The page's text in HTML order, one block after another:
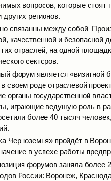
вопросов, которые стоят
регионов.
связанны между собой.
качественной и безопасной
отраслей, на одной
секторов.
форум является «визитной
своем роде отраслевой
органы государственной
играющие ведущую роль в
более 40 тысяч
Черноземья» пройдёт в
в успехе работы
форумов заняла более
России: Воронеж,